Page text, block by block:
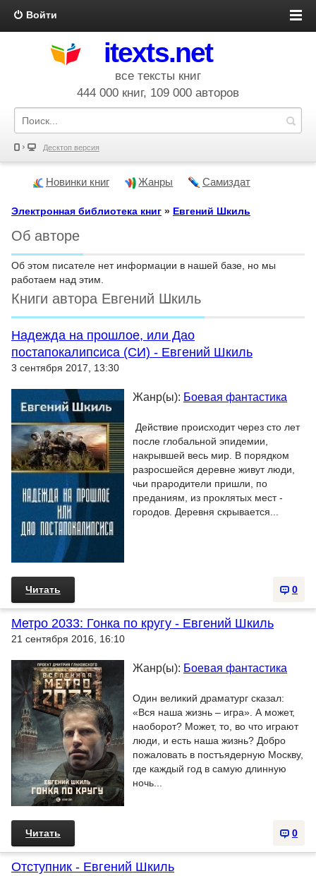
Войти
itexts.net
все тексты книг
444 000 книг, 109 000 авторов
Десктоп версия
Новинки книг Жанры Самиздат
Электронная библиотека книг » Евгений Шкиль
Об авторе
Об этом писателе нет информации в нашей базе, но мы
работаем над этим.
Книги автора Евгений Шкиль
Надежда на прошлое, или Дао
постапокалипсиса (СИ) - Евгений Шкиль
3 сентября 2017, 13:30
Жанр(ы): Боевая фантастика
Действие происходит через сто лет
после глобальной эпидемии,
накрывшей весь мир. В порядком
разросшейся деревне живут люди,
чьи прародители пришли, по
преданиям, из проклятых мест -
городов. Деревня скрывается...
0
Читать
Метро 2033: Гонка по кругу - Евгений Шкиль
21 сентября 2016, 16:10
Жанр(ы): Боевая фантастика
Один великий драматург сказал:
«Вся наша жизнь – игра». А может,
наоборот? Может, то, во что играют
люди, и есть наша жизнь? Добро
пожаловать в постъядерную Москву,
где каждый год в самую длинную
ночь...
0
Читать
Отступник - Евгений Шкиль